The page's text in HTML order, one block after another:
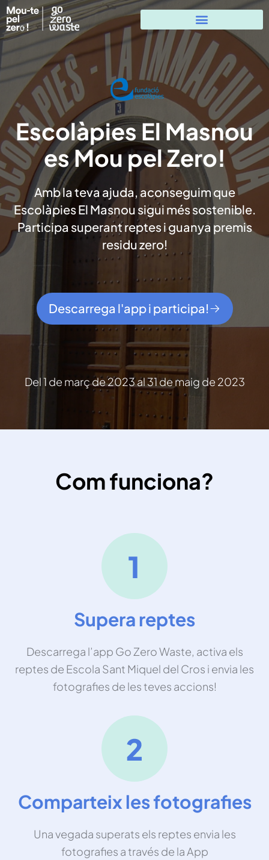
Escolàpies El Masnou
es Mou pel Zero!
Amb la teva ajuda, aconseguim que
Escolàpies El Masnou sigui més sostenible.
Participa superant reptes i guanya premis
residu zero!
Descarrega l'app i participa!
Del 1 de març de 2023 al 31 de maig de 2023
Com funciona?
Supera reptes
Descarrega l’app Go Zero Waste, activa els
reptes de Escola Sant Miquel del Cros i envia les
fotografies de les teves accions!
Comparteix les fotografies
Una vegada superats els reptes envia les
fotografies a través de la App